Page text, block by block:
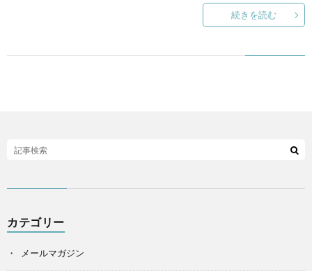
続きを読む
カテゴリー
メールマガジン